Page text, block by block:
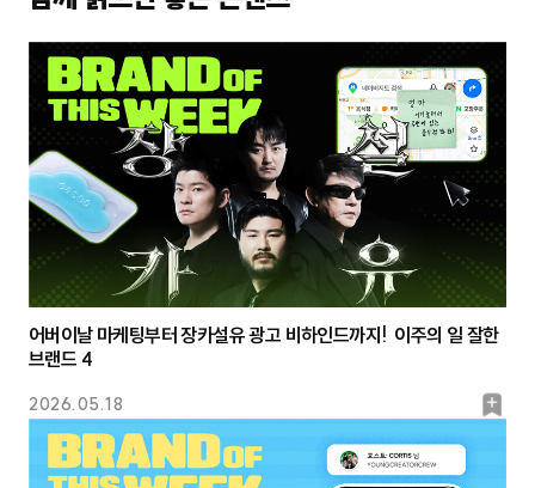
2026.05.18
북
어버이날 마케팅부터 장카설유 광고 비하인드까지! 이주의 일 잘한
브랜드 4